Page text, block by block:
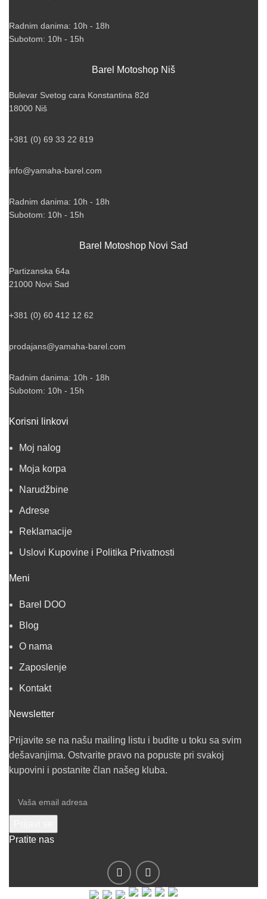
Radnim danima: 10h - 18h
Subotom: 10h - 15h
Barel Motoshop Niš
Bulevar Svetog cara Konstantina 82d
18000 Niš
+381 (0) 69 33 22 819
info@yamaha-barel.com
Radnim danima: 10h - 18h
Subotom: 10h - 15h
Barel Motoshop Novi Sad
Partizanska 64a
21000 Novi Sad
+381 (0) 60 412 12 62
prodajans@yamaha-barel.com
Radnim danima: 10h - 18h
Subotom: 10h - 15h
Korisni linkovi
Moj nalog
Moja korpa
Narudžbine
Adrese
Reklamacije
Uslovi Kupovine i Politika Privatnosti
Meni
Barel DOO
Blog
O nama
Zaposlenje
Kontakt
Newsletter
Prijavite se na našu mailing listu i budite u toku sa svim
dešavanjima. Ostvarite pravo na popuste pri svakoj
kupovini i postanite član našeg kluba.
Pratite nas